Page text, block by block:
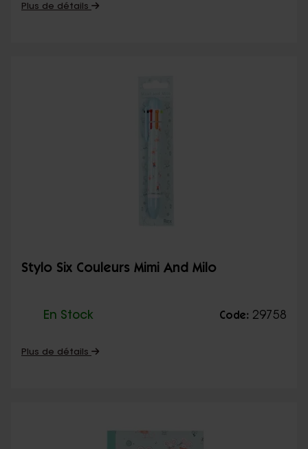
Plus de détails
Stylo Six Couleurs Mimi And Milo
En Stock Code: 29758
Plus de détails